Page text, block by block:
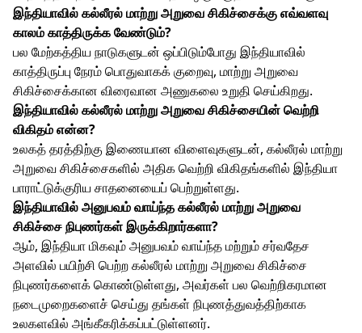
இந்தியாவில் கல்லீரல் மாற்று அறுவை சிகிச்சைக்கு எவ்வளவு
காலம் காத்திருக்க வேண்டும்?
பல மேற்கத்திய நாடுகளுடன் ஒப்பிடும்போது இந்தியாவில்
காத்திருப்பு நேரம் பொதுவாகக் குறைவு, மாற்று அறுவை
சிகிச்சைக்கான விரைவான அணுகலை உறுதி செய்கிறது.
இந்தியாவில் கல்லீரல் மாற்று அறுவை சிகிச்சையின் வெற்றி
விகிதம் என்ன?
உலகத் தரத்திற்கு இணையான விளைவுகளுடன், கல்லீரல் மாற்று
அறுவை சிகிச்சைகளில் அதிக வெற்றி விகிதங்களில் இந்தியா
பாராட்டுக்குரிய சாதனையைப் பெற்றுள்ளது.
இந்தியாவில் அனுபவம் வாய்ந்த கல்லீரல் மாற்று அறுவை
சிகிச்சை நிபுணர்கள் இருக்கிறார்களா?
ஆம், இந்தியா மிகவும் அனுபவம் வாய்ந்த மற்றும் சர்வதேச
அளவில் பயிற்சி பெற்ற கல்லீரல் மாற்று அறுவை சிகிச்சை
நிபுணர்களைக் கொண்டுள்ளது, அவர்கள் பல வெற்றிகரமான
நடைமுறைகளைச் செய்து தங்கள் நிபுணத்துவத்திற்காக
உலகளவில் அங்கீகரிக்கப்பட்டுள்ளனர்.